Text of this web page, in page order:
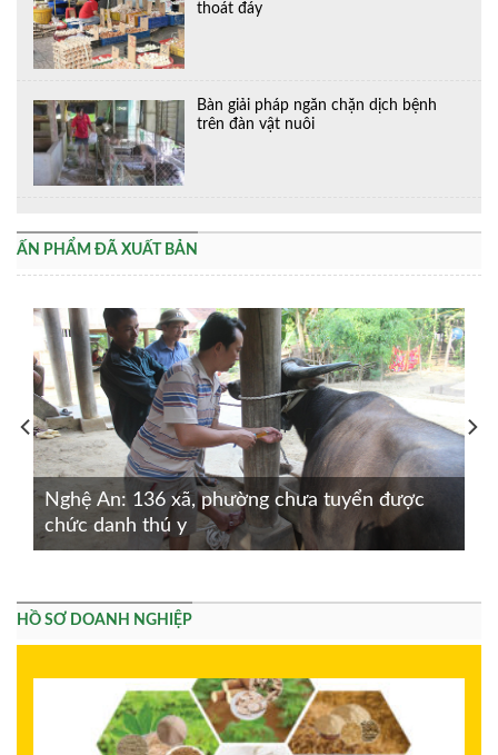
thoát đáy
Bàn giải pháp ngăn chặn dịch bệnh
trên đàn vật nuôi
ẤN PHẨM ĐÃ XUẤT BẢN
Nghệ An: 136 xã, phường chưa tuyển được
chức danh thú y
HỒ SƠ DOANH NGHIỆP